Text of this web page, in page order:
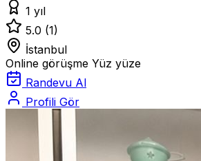
1 yıl
5.0 (1)
İstanbul
Online görüşme Yüz yüze
Randevu Al
Profili Gör